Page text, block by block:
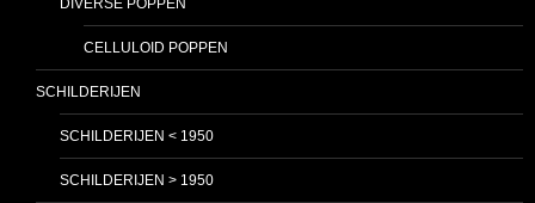
CELLULOID POPPEN
SCHILDERIJEN
SCHILDERIJEN < 1950
SCHILDERIJEN > 1950